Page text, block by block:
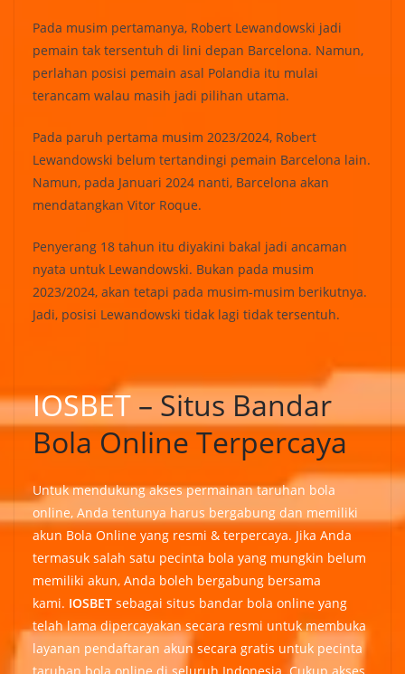
Pada musim pertamanya, Robert Lewandowski jadi
pemain tak tersentuh di lini depan Barcelona. Namun,
perlahan posisi pemain asal Polandia itu mulai
terancam walau masih jadi pilihan utama.
Pada paruh pertama musim 2023/2024, Robert
Lewandowski belum tertandingi pemain Barcelona lain.
Namun, pada Januari 2024 nanti, Barcelona akan
mendatangkan Vitor Roque.
Penyerang 18 tahun itu diyakini bakal jadi ancaman
nyata untuk Lewandowski. Bukan pada musim
2023/2024, akan tetapi pada musim-musim berikutnya.
Jadi, posisi Lewandowski tidak lagi tidak tersentuh.
IOSBET – Situs Bandar
Bola Online Terpercaya
Untuk mendukung akses permainan taruhan bola
online, Anda tentunya harus bergabung dan memiliki
akun Bola Online yang resmi & terpercaya. Jika Anda
termasuk salah satu pecinta bola yang mungkin belum
memiliki akun, Anda boleh bergabung bersama
kami. IOSBET sebagai situs bandar bola online yang
telah lama dipercayakan secara resmi untuk membuka
layanan pendaftaran akun secara gratis untuk pecinta